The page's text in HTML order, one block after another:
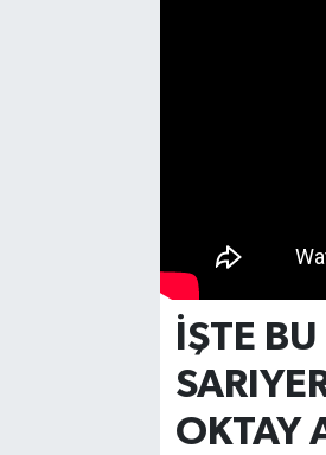
İŞTE
OKTAY